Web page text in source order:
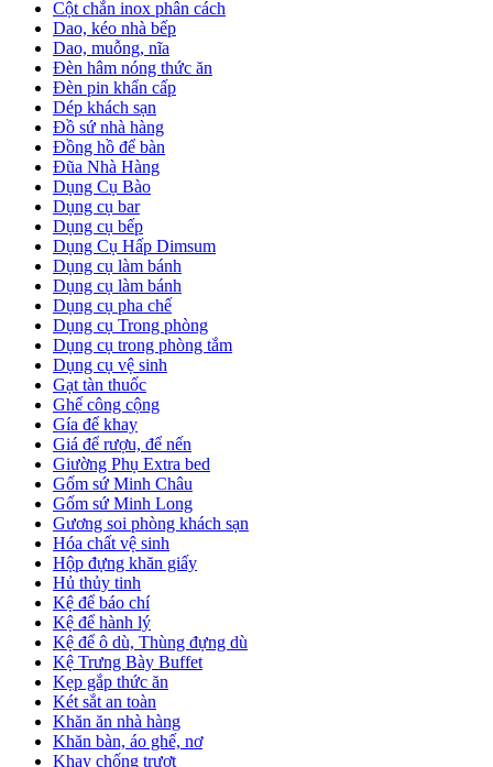
Cột chắn inox phân cách
Dao, kéo nhà bếp
Dao, muỗng, nĩa
Đèn hâm nóng thức ăn
Đèn pin khẩn cấp
Dép khách sạn
Đồ sứ nhà hàng
Đồng hồ để bàn
Đũa Nhà Hàng
Dụng Cụ Bào
Dụng cụ bar
Dụng cụ bếp
Dụng Cụ Hấp Dimsum
Dụng cụ làm bánh
Dụng cụ làm bánh
Dụng cụ pha chế
Dụng cụ Trong phòng
Dụng cụ trong phòng tắm
Dụng cụ vệ sinh
Gạt tàn thuốc
Ghế công cộng
Gía để khay
Giá để rượu, để nến
Giường Phụ Extra bed
Gốm sứ Minh Châu
Gốm sứ Minh Long
Gương soi phòng khách sạn
Hóa chất vệ sinh
Hộp đựng khăn giấy
Hủ thủy tinh
Kệ để báo chí
Kệ để hành lý
Kệ để ô dù, Thùng đựng dù
Kệ Trưng Bày Buffet
Kẹp gắp thức ăn
Két sắt an toàn
Khăn ăn nhà hàng
Khăn bàn, áo ghế, nơ
Khay chống trượt